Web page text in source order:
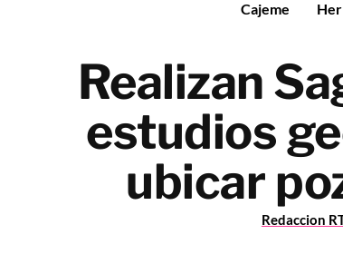
Cajeme
Realizan
estudios
ubicar
Redaccion